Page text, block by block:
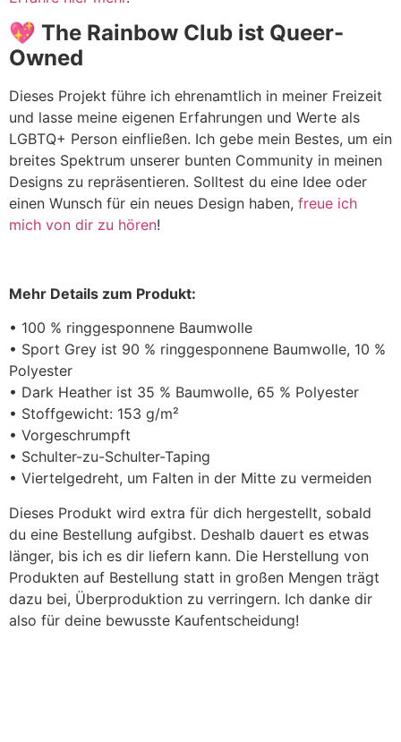
💖 The Rainbow Club ist Queer-
Owned
Dieses Projekt führe ich ehrenamtlich in meiner Freizeit
und lasse meine eigenen Erfahrungen und Werte als
LGBTQ+ Person einfließen. Ich gebe mein Bestes, um ein
breites Spektrum unserer bunten Community in meinen
Designs zu repräsentieren. Solltest du eine Idee oder
einen Wunsch für ein neues Design haben, freue ich
mich von dir zu hören!
Mehr Details zum Produkt:
• 100 % ringgesponnene Baumwolle
• Sport Grey ist 90 % ringgesponnene Baumwolle, 10 %
Polyester
• Dark Heather ist 35 % Baumwolle, 65 % Polyester
• Stoffgewicht: 153 g/m²
• Vorgeschrumpft
• Schulter-zu-Schulter-Taping
• Viertelgedreht, um Falten in der Mitte zu vermeiden
Dieses Produkt wird extra für dich hergestellt, sobald
du eine Bestellung aufgibst. Deshalb dauert es etwas
länger, bis ich es dir liefern kann. Die Herstellung von
Produkten auf Bestellung statt in großen Mengen trägt
dazu bei, Überproduktion zu verringern. Ich danke dir
also für deine bewusste Kaufentscheidung!